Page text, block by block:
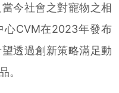
今社會之對寵物之相
心CVM在2023年發布
透過創新策略滿足動
。